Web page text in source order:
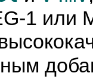
1 или